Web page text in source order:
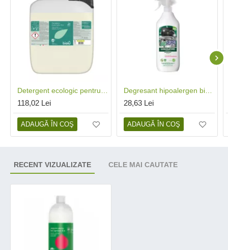
118,02 Lei
ADAUGĂ ÎN COŞ
28,63 Lei
ADAUGĂ ÎN COŞ
RECENT VIZUALIZATE CELE MAI CAUTATE